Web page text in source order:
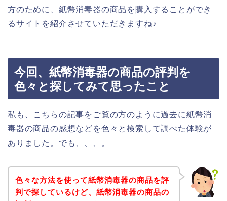
方のために、紙幣消毒器の商品を購入することができ
るサイトを紹介させていただきますね♪
今回、紙幣消毒器の商品の評判を
色々と探してみて思ったこと
私も、こちらの記事をご覧の方のように過去に紙幣消
毒器の商品の感想などを色々と検索して調べた体験が
ありました。でも、、、。
色々な方法を使って紙幣消毒器の商品を評
判で探しているけど、紙幣消毒器の商品の